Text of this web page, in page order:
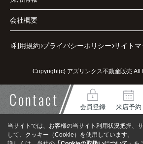
会社概要
利用規約 プライバシーポリシー サイトマ
Copyright(c) アズリンクス不動産販売 All
Contact 会員登録 来店予約
当サイトでは、お客様の当サイト利用状況把握、
して、クッキー（Cookie）を使用しています。